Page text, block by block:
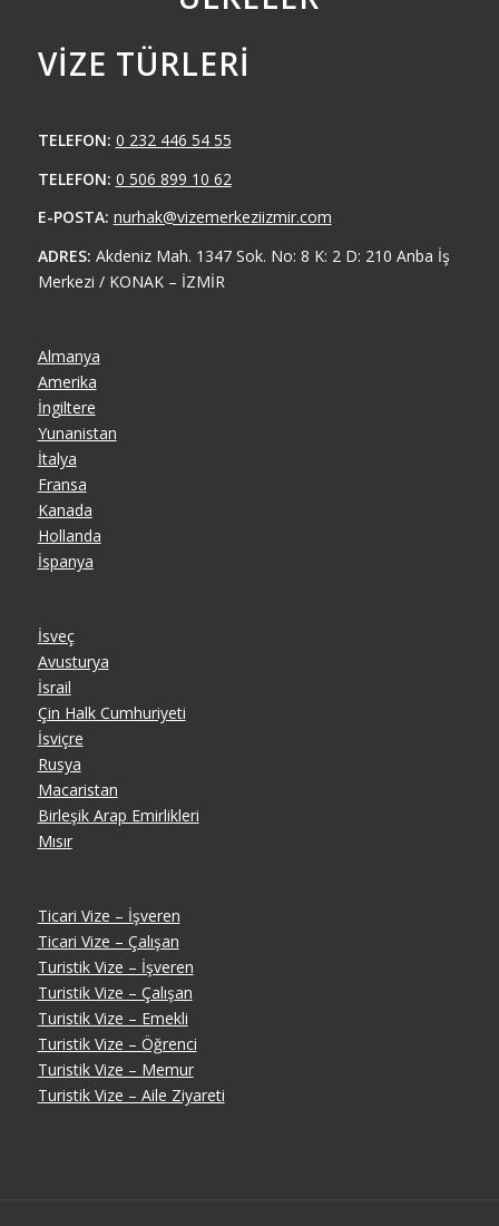
VIZE TÜRLERI
TELEFON: 0 232 446 54 55
TELEFON: 0 506 899 10 62
E-POSTA: nurhak@vizemerkeziizmir.com
ADRES: Akdeniz Mah. 1347 Sok. No: 8 K: 2 D: 210 Anba İş
Merkezi / KONAK – İZMİR
Almanya
Amerika
İngiltere
Yunanistan
İtalya
Fransa
Kanada
Hollanda
İspanya
İsveç
Avusturya
İsrail
Çin Halk Cumhuriyeti
İsviçre
Rusya
Macaristan
Birleşik Arap Emirlikleri
Mısır
Ticari Vize – İşveren
Ticari Vize – Çalışan
Turistik Vize – İşveren
Turistik Vize – Çalışan
Turistik Vize – Emekli
Turistik Vize – Öğrenci
Turistik Vize – Memur
Turistik Vize – Aile Ziyareti